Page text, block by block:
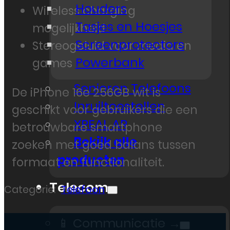
Houders
Tasjes en Hoesjes
Screenprotectors
Powerbank
Senioren Telefoons
Inruiltoestellen
XREAL AR
Bekijk alle
producten
Telecom
📱 Communicatie →
Wireless charging
mogelijkheid
Stereogeluid voor media en
games
De iPhone 16e 256GB wit is
geschikt voor gebruikers die een
betrouwbare smartphone
zoeken met goed balans tussen
formaat en functionaliteit.
Categorie:Telefoon